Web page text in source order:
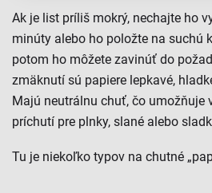
Ak je list príliš mokrý, nechajte ho
minúty alebo ho položte na suchú
potom ho môžete zavinúť do
zmäknutí sú papiere lepkavé,
Majú neutrálnu chuť, čo umožňuje
príchutí pre plnky, slané alebo
Tu je niekoľko typov na chutné